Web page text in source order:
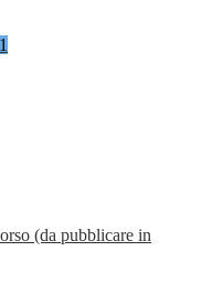
(da pubblicare in